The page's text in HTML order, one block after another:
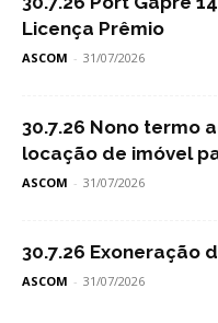
Licença Prêmio
ASCOM - 31/07/2026
30.7.26 Nono termo
locação de imóvel
ASCOM - 31/07/2026
30.7.26 Exoneração
ASCOM - 31/07/2026